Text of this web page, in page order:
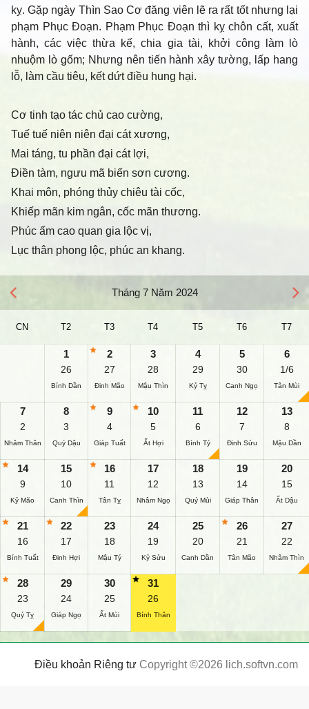
kỵ. Gặp ngày Thìn Sao Cơ đăng viên lẽ ra rất tốt nhưng lại
phạm Phục Đoạn. Phạm Phục Đoạn thì kỵ chôn cất, xuất
hành, các việc thừa kế, chia gia tài, khởi công làm lò
nhuộm lò gốm; Nhưng nên tiến hành xây tường, lấp hang
lỗ, làm cầu tiêu, kết dứt điều hung hại.
Cơ tinh tạo tác chủ cao cường,
Tuế tuế niên niên đại cát xương,
Mai táng, tu phần đại cát lợi,
Điền tàm, ngưu mã biến sơn cương.
Khai môn, phóng thủy chiêu tài cốc,
Khiếp mãn kim ngân, cốc mãn thương.
Phúc ấm cao quan gia lộc vị,
Lục thân phong lộc, phúc an khang.
Tháng 7 Năm 2024
CN T2 T3 T4 T5 T6 T7
1
26
Bính Dần
2
27
Đinh Mão
3
28
Mậu Thìn
4
29
Kỷ Tỵ
5
30
Canh Ngọ
6
1/6
Tân Mùi
7
2
Nhâm Thân
8
3
Quý Dậu
9
4
Giáp Tuất
10
5
Ất Hợi
11
6
Bính Tý
12
7
Đinh Sửu
13
8
Mậu Dần
14
9
Kỷ Mão
15
10
Canh Thìn
16
11
Tân Tỵ
17
12
Nhâm Ngọ
18
13
Quý Mùi
19
14
Giáp Thân
20
15
Ất Dậu
21
16
Bính Tuất
22
17
Đinh Hợi
23
18
Mậu Tý
24
19
Kỷ Sửu
25
20
Canh Dần
26
21
Tân Mão
27
22
Nhâm Thìn
28
23
Quý Tỵ
29
24
Giáp Ngọ
30
25
Ất Mùi
31
26
Bính Thân
Điều khoản Riêng tư Copyright ©2026 lich.softvn.com